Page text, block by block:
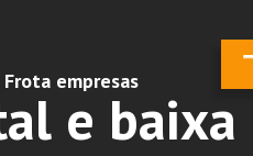
Frota empresas
e